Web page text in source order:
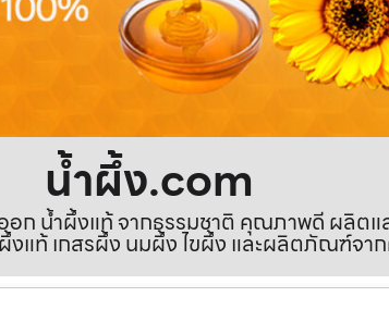
น้ำผึ้ง.com
ก น้ำผึ้งแท้ จากธรรมชาติ คุณภาพดี ผลิตแ
แท้ เกสรผึ้ง นมผึ้ง ไขผึ้ง และผลิตภัณฑ์จา